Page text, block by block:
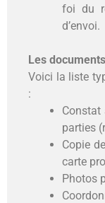
foi du
d’envoi.
Les
Voici la liste
:
Constat
parties
Copie
carte
Photos